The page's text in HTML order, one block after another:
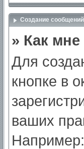
Создание сообщений
» Как
Для
кнопке в
ваших